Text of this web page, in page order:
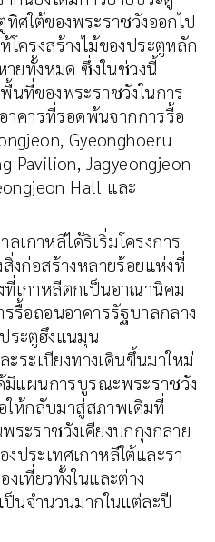
ศใต้ของพระราชวังออกไป
ครงสร้างไม้ของประตูหลัก
ายทั้งหมด ซึ่งในช่วงนี้
นที่ของพระราชวังในการ
าคารที่รอดพ้นจากการรื้อ
Gyeonghoeru
Pavilion, Jagyeongjeon
Hall และ
เกาหลีได้ริเริ่มโครงการ
งก่อสร้างหลายร้อยแห่งที่
ที่เกาหลีตกเป็นอาณานิคม
รื้อถอนอาคารรัฐบาลกลาง
ระตูฮึงแนมุน
ระเบียงทางเดินขึ้นมาใหม่
มีแผนการบูรณะพระราชวัง
ให้กลับมาสู่สภาพเดิมที่
ะราชวังเคียงบกกุงกลาย
ระเทศเกาหลีใต้และรา
เที่ยวทั้งในและต่าง
ป็นจำนวนมากในแต่ละปี